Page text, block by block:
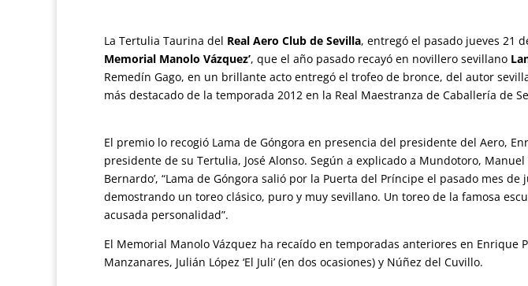
La Tertulia Taurina del Real Aero Club de Sevilla, entregó el pasado jueves 21
Memorial Manolo Vázquez’, que el año pasado recayó en novillero sevillano
Remedín Gago, en un brillante acto entregó el trofeo de bronce, del autor
más destacado de la temporada 2012 en la Real Maestranza de Caballería de
El premio lo recogió Lama de Góngora en presencia del presidente del Aero,
presidente de su Tertulia, José Alonso. Según a explicado a Mundotoro, Manuel
Bernardo’, “Lama de Góngora salió por la Puerta del Príncipe el pasado mes
demostrando un toreo clásico, puro y muy sevillano. Un toreo de la famosa
acusada personalidad”.
El Memorial Manolo Vázquez ha recaído en temporadas anteriores en Enrique
Manzanares, Julián López ‘El Juli’ (en dos ocasiones) y Núñez del Cuvillo.